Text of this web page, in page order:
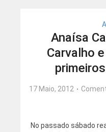
Anaísa
Carvalho
17 Maio, 2012
No passado sábado